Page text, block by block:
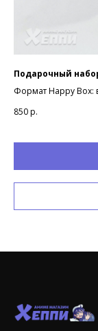
Подарочный
Формат Happy Box:
850р.